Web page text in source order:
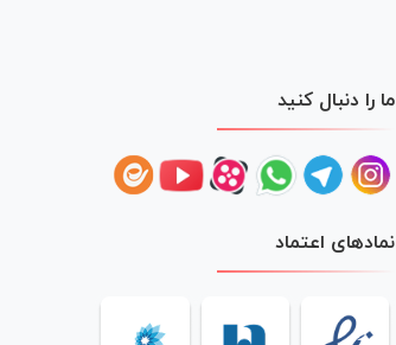
ما را دنبال کنید
نمادهای اعتماد